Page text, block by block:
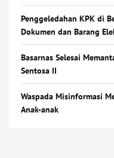
Penggeledahan KPK di
Dokumen dan Barang
Basarnas Selesai
Sentosa II
Waspada Misinformasi
Anak-anak